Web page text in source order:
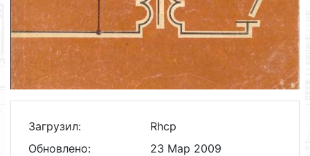
Загрузил:
Rhcp
Обновлено:
23 Мар 2009